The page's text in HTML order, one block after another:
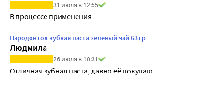
31 июля в 12:55
В процессе применения
Пародонтол зубная паста зеленый чай 63 гр
Людмила
26 июля в 10:31
Отличная зубная паста, давно её покупаю